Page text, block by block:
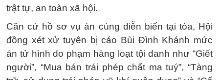
trật tự, an toàn xã hội.
Căn cứ hồ sơ vụ án cùng diễn biến tại tòa, Hội
đồng xét xử tuyên bị cáo Bùi Đình Khánh mức
án tử hình do phạm hàng loạt tội danh như “Giết
người”, “Mua bán trái phép chất ma tuý”, “Tàng